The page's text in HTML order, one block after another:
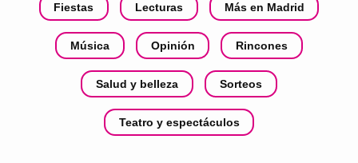
Fiestas Lecturas Más en Madrid
Música Opinión Rincones
Salud y belleza Sorteos
Teatro y espectáculos